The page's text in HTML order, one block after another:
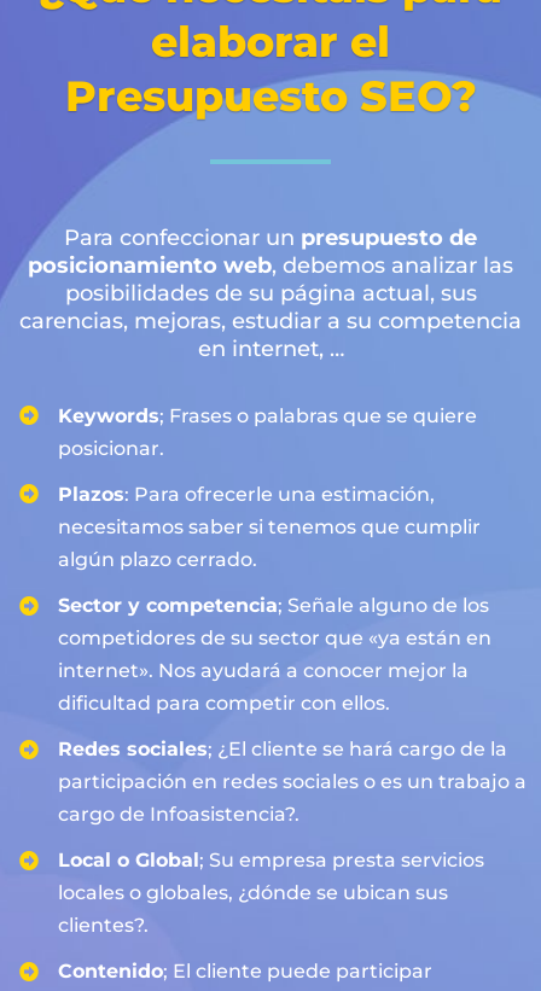
elaborar el
Presupuesto SEO?
Para confeccionar un presupuesto de
posicionamiento web, debemos analizar las
posibilidades de su página actual, sus
carencias, mejoras, estudiar a su competencia
en internet, …
Keywords; Frases o palabras que se quiere
posicionar.
Plazos: Para ofrecerle una estimación,
necesitamos saber si tenemos que cumplir
algún plazo cerrado.
Sector y competencia; Señale alguno de los
competidores de su sector que «ya están en
internet». Nos ayudará a conocer mejor la
dificultad para competir con ellos.
Redes sociales; ¿El cliente se hará cargo de la
participación en redes sociales o es un trabajo a
cargo de Infoasistencia?.
Local o Global ; Su empresa presta servicios
locales o globales, ¿dónde se ubican sus
clientes?.
Contenido; El cliente puede participar